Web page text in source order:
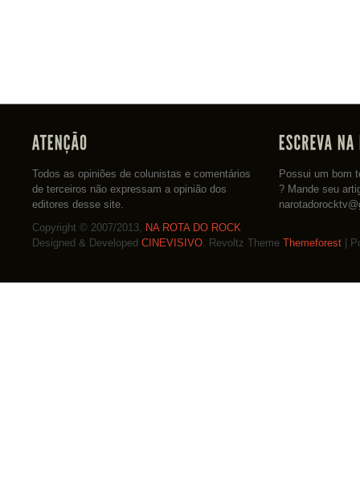
Todos as opiniões de colunistas e comentários
de terceiros não expressam a opinião dos
editores desse site.
Possui um bom
? Mande seu
Copyright © 2007/2013, NA ROTA DO ROCK
Designed & Developed CINEVISIVO. Revoltz Theme Themeforest |